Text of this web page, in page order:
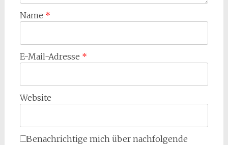
Name *
E-Mail-Adresse *
Website
Benachrichtige mich über nachfolgende